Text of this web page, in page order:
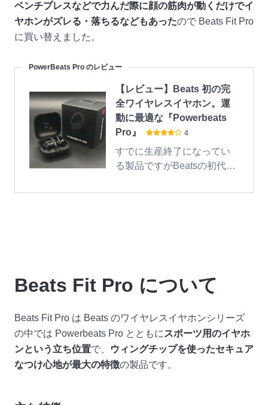
ベンチプレスなどで力んだ際に顔の筋肉が動くだけでイ
ヤホンがズレる・落ちるなどもあったので Beats Fit Pro
に買い替えました。
PowerBeats Pro のレビュー
【レビュー】Beats 初の完
全ワイヤレスイヤホン。運
動に最適な『Powerbeats
Pro』
4
すでに生産終了になってい
る製品ですがBeatsの初代
うと思います。
Beats Fit Pro について
Beats Fit Pro は Beats のワイヤレスイヤホンシリーズ
の中では Powerbeats Pro とともに スポーツ用のイヤホ
ンという立ち位置で、
ウィングチップを使ったセキュア
なつけ心地が最大の特徴の製品です。